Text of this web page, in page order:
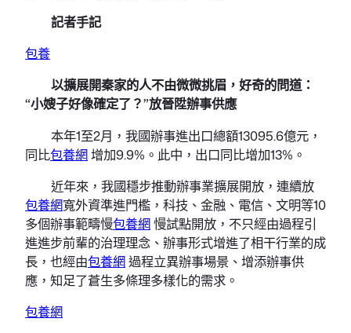
記者手記
包養
以擴展開秦家的人不由微微挑眉，好奇的問道：
“小嫂子好像確定了？”放晉陞辦事供應
本年1至2月，我國辦事進出口總額13095.6億元，
同比包養網增加9.9%。此中，出口同比增加13%。
近年來，我國穩步推動辦事業擴展開放，連續放
包養網寬外資準進門檻，科技、金融、電信、文明等10
多個辦事範疇慢包養網慢試點開放，不只經由過程引
進進步前輩的治理理念、辦事形式增進了相干行業的成
長，也經由包養網過程立異辦事場景、增添辦事供
應，知足了蒼生多條理多樣化的需求。
包養網